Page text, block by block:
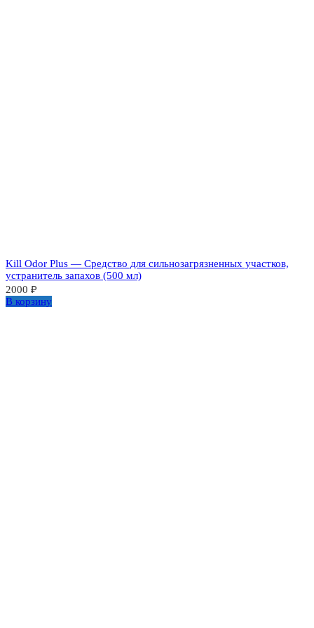
Kill Odor Plus — Средство для сильнозагрязненных участков,
устранитель запахов (500 мл)
2000 ₽
В корзину